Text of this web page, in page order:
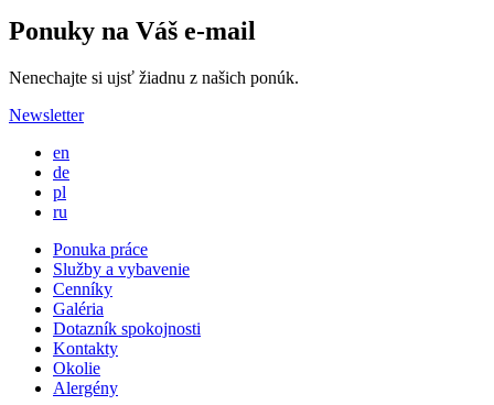
Ponuky na Váš e-mail
Nenechajte si ujsť žiadnu z našich ponúk.
Newsletter
en
de
pl
ru
Ponuka práce
Služby a vybavenie
Cenníky
Galéria
Dotazník spokojnosti
Kontakty
Okolie
Alergény